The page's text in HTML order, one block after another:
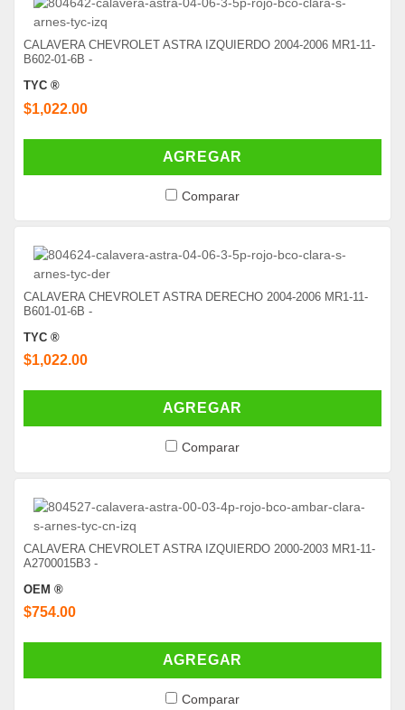
CALAVERA CHEVROLET ASTRA IZQUIERDO 2004-2006 MR1-11-
B602-01-6B -
TYC ®
$1,022.00
AGREGAR
Comparar
CALAVERA CHEVROLET ASTRA DERECHO 2004-2006 MR1-11-
B601-01-6B -
TYC ®
$1,022.00
AGREGAR
Comparar
CALAVERA CHEVROLET ASTRA IZQUIERDO 2000-2003 MR1-11-
A2700015B3 -
OEM ®
$754.00
AGREGAR
Comparar